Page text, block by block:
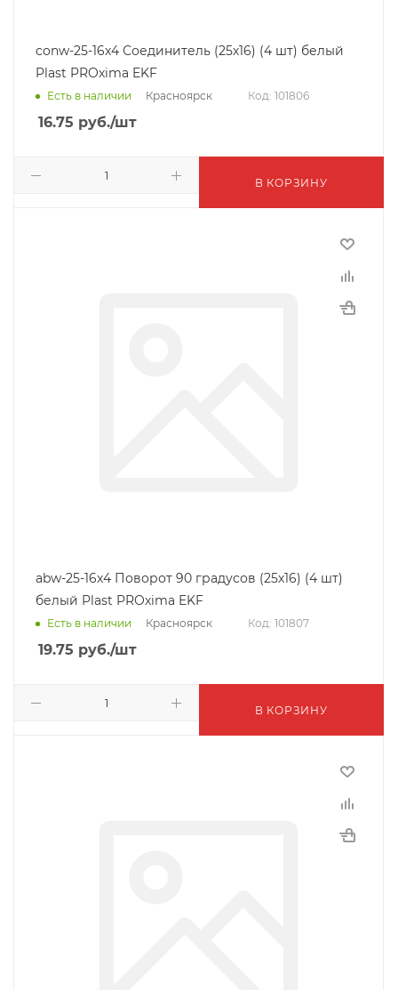
conw-25-16x4 Соединитель (25х16) (4 шт) белый
Plast PROxima EKF
Есть в наличии Красноярск Код: 101806
16.75 руб./шт
В КОРЗИНУ
abw-25-16x4 Поворот 90 градусов (25х16) (4 шт)
белый Plast PROxima EKF
Есть в наличии Красноярск Код: 101807
19.75 руб./шт
В КОРЗИНУ